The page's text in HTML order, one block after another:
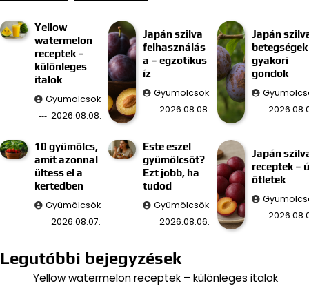
Yellow
watermelon
receptek –
különleges
italok
Gyümölcsök
2026.08.08.
Japán szilva
felhasználás
a – egzotikus
íz
Gyümölcsök
2026.08.08.
Japán
betegségek
gyakori
gondok
10 gyümölcs,
amit azonnal
ültess el a
kertedben
Gyümölcsök
2026.08.07.
Este eszel
gyümölcsöt?
Ezt jobb, ha
tudod
Gyümölcsök
2026.08.06.
Japán
receptek –
ötletek
Legutóbbi bejegyzések
Yellow watermelon receptek – különleges italok